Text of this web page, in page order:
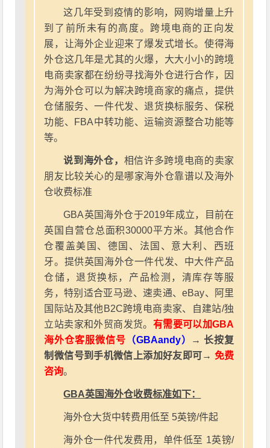
这几年受到疫情的影响，网购增量上升
到了前所未有的高度。跨境电商的正向发
展，让海外企业迎来了爆发式增长。使得海
外仓这几年是尤其的火爆，大大小小的跨境
电商卖家都在纷纷寻找海外仓进行合作，因
为海外仓可以为解决跨境商家的痛点，提供
仓储服务、一件代发、退货换标服务、保税
功能、FBA中转功能、运输资源整合功能等
等。
说到海外仓， 相信许多跨境电商的卖家
朋友比较关心的是哪家海外仓靠谱以及海外
仓收费标准
GBA英国海外仓于2019年成立，目前在
英国自营仓总面积30000平方米。其他合作
仓覆盖美国、德国、法国、意大利、西班
牙。提供英国海外仓一件代发、中大件产品
仓储，退货换标，产品检测，清库存等服
务，特别适合亚马逊、速卖通、eBay、阿里
国际站及其他B2C跨境电商卖家、自建站/独
立站卖家和外贸商发货。 有需要可以加GBA
海外仓客服微信号 （GBAandy）
→ 长按复
制微信号到手机微信上添加好友即可→ 免费
咨询。
GBA英国海外仓收费标准如下：
海外仓大货中转费用低至 5英镑/件起
海外仓一件代发费用，单件低至 1英镑/